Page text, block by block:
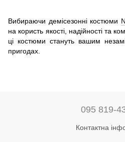
Вибираючи демісезонні костюми
на користь якості, надійності та
ці костюми стануть вашим
пригодах.
095 819-
Контактна